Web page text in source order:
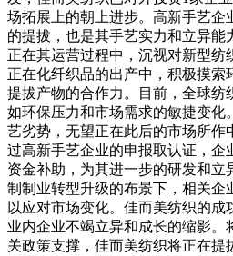
场拓展上的朝上进步。高新手艺企
的提拔，也是其手艺实力和立异能
正在其运营过程中，沉视对新型纺
正在化纤织品的出产中，积极摸索
提拔产物的合作力。目前，全球纺
如环保压力和市场需求的敏捷变化
艺劣势，无望正在此后的市场所作
过高新手艺企业的申报取认证，企
资金补助，为其进一步的研发和立
制制业转型升级的布景下，相关企
以应对市场变化。佳而美纺织的
业内企业不竭立异和成长的缩影。
关政策支撑，佳而美纺织将正在提